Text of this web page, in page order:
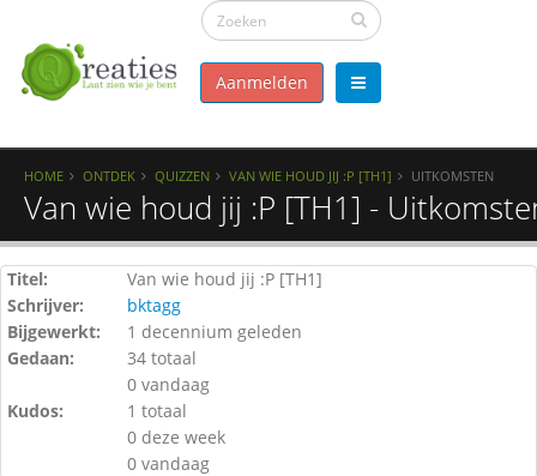
Aanmelden
HOME ONTDEK QUIZZEN VAN WIE HOUD JIJ :P [TH1] UITKOMSTEN
Van wie houd jij :P [TH1] -
Titel:
Van wie houd jij :P [TH1]
Schrijver:
bktagg
Bijgewerkt:
1 decennium geleden
Gedaan:
34 totaal
0 vandaag
Kudos:
1 totaal
0 deze week
0 vandaag